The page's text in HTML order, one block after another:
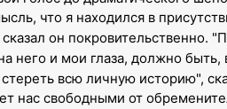
что я находился в
он
него и мои глаза, должно
всю личную историю",
нас свободными от